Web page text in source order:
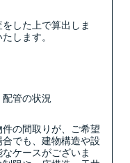
した上で算出しま
します。
配管の状況
の間取りが、ご希望
でも、建物構造や設
ケースがございま